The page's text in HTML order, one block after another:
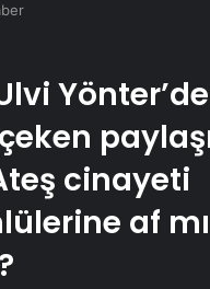
cinayeti
af mı